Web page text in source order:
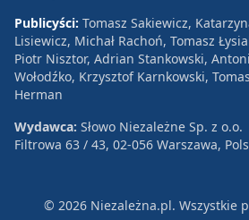
Publicyści: Tomasz Sakiewicz,
Lisiewicz, Michał Rachoń, Tomasz
Piotr Nisztor, Adrian Stankowski,
Wołodźko, Krzysztof Karnkowski,
Herman
Wydawca: Słowo Niezależne Sp. z o.o.
Filtrowa 63 / 43, 02-056 Warszawa,
© 2026 Niezależna.pl. Wszystkie